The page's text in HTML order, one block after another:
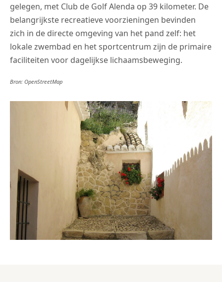
gelegen, met Club de Golf Alenda op 39 kilometer. De
belangrijkste recreatieve voorzieningen bevinden
zich in de directe omgeving van het pand zelf: het
lokale zwembad en het sportcentrum zijn de primaire
faciliteiten voor dagelijkse lichaamsbeweging.
Bron: OpenStreetMap